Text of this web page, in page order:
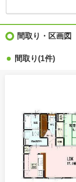
間取り・区画図
間取り(1件)